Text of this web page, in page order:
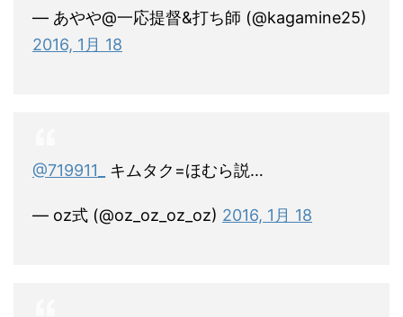
— あやや@一応提督&打ち師 (@kagamine25)
2016, 1月 18
@719911_ キムタク=ほむら説…
— oz式 (@oz_oz_oz_oz) 2016, 1月 18